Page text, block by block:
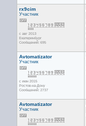
rx9cim
Участник
с авг 2013
Екатеринбург
Сообщений: 695
Avtomatizator
Участник
с июн 2015
Ростов-на-Дону
Сообщений: 2737
Avtomatizator
Участник